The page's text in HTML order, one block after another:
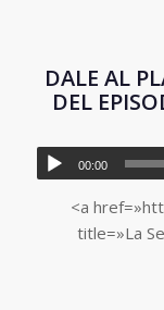
DALE AL
DEL
00:00
<a
title=»La